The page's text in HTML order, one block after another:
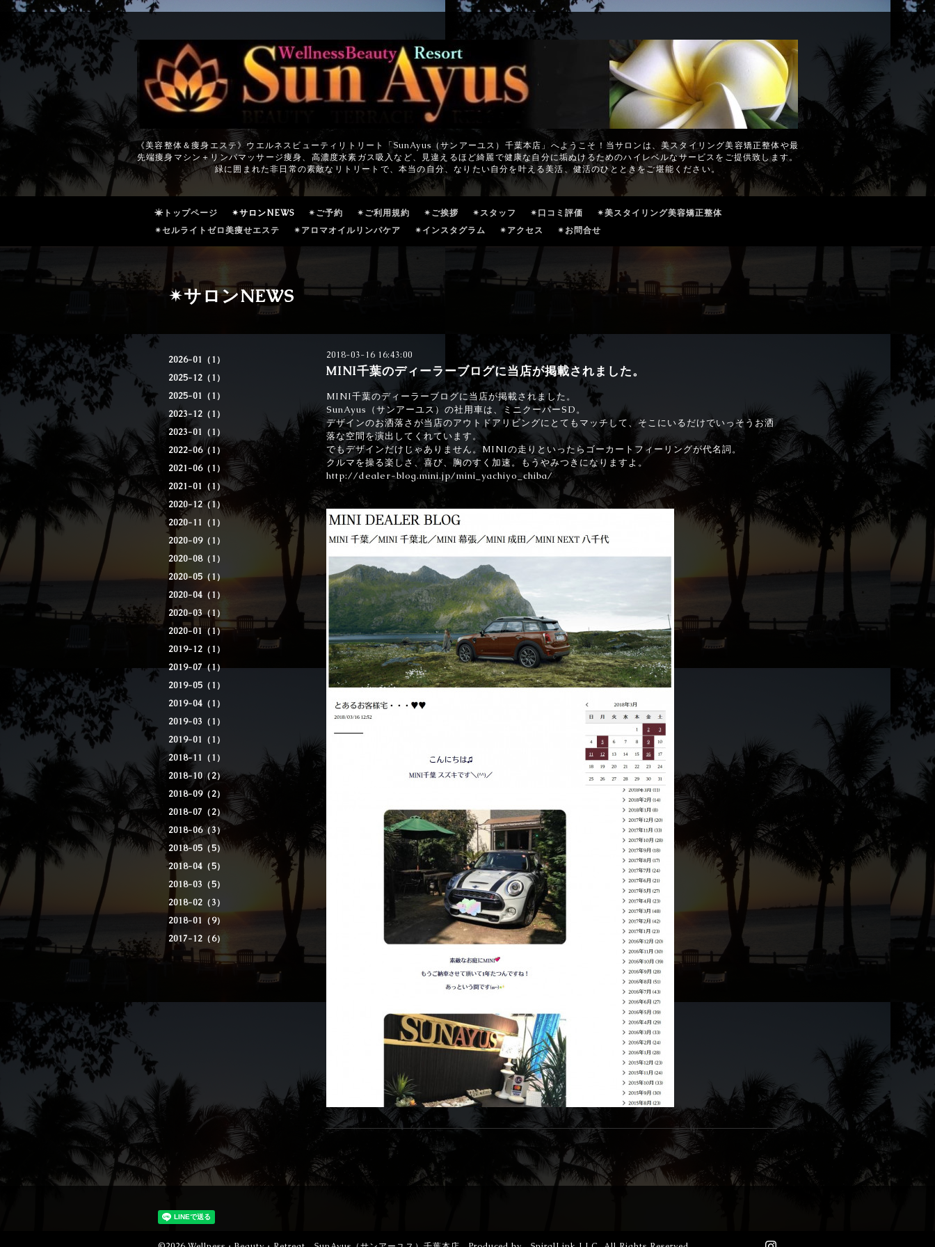
《美容整体＆痩身エステ》ウエルネスビューティリトリート「SunAyus（サンアーユス）千葉本店」へようこそ！当サロンは、美スタイリング美容矯正整体や最
先端痩身マシン＋リンパマッサージ痩身、高濃度水素ガス吸入など、見違えるほど綺麗で健康な自分に垢ぬけるためのハイレベルなサービスをご提供致します。
緑に囲まれた非日常の素敵なリトリートで、本当の自分、なりたい自分を叶える美活、健活のひとときをご堪能ください。
☀トップページ ✴サロンNEWS ✴ご予約 ✴ご利用規約 ✴ご挨拶 ✴スタッフ ✴口コミ評価
✴美スタイリング美容矯正整体
✴セルライトゼロ美痩せエステ
✴アロマオイルリンパケア ✴インスタグラム ✴アクセス ✴お問合せ
2026-01（1）
2025-12（1）
2025-01（1）
2023-12（1）
2023-01（1）
2022-06（1）
2021-06（1）
2021-01（1）
2020-12（1）
2020-11（1）
2020-09（1）
2020-08（1）
2020-05（1）
2020-04（1）
2020-03（1）
2020-01（1）
2019-12（1）
2019-07（1）
2019-05（1）
2019-04（1）
2019-03（1）
2019-01（1）
2018-11（1）
2018-10（2）
2018-09（2）
2018-07（2）
2018-06（3）
2018-05（5）
2018-04（5）
2018-03（5）
2018-02（3）
2018-01（9）
2017-12（6）
✴サロンNEWS
2018-03-16 16:43:00
MINI千葉のディーラーブログに当店が掲載されました。
MINI千葉のディーラーブログに当店が掲載されました。
SunAyus（サンアーユス）の社用車は、ミニクーパーSD。
デザインのお洒落さが当店のアウトドアリビングにとてもマッチして、そこにいるだけでいっそうお洒
落な空間を演出してくれています。
でもデザインだけじゃありません。MINIの走りといったらゴーカートフィーリングが代名詞。
クルマを操る楽しさ、喜び、胸のすく加速。もうやみつきになりますよ。
http://dealer-blog.mini.jp/mini_yachiyo_chiba/